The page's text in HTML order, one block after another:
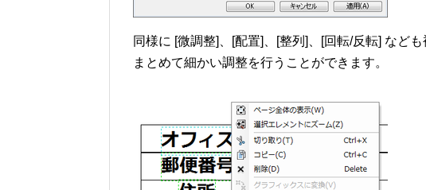
同様に [微調整]、[配置]、[整列]、[回転/反転] など
まとめて細かい調整を行うことができます。